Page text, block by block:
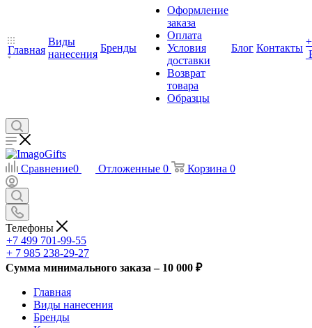
Главная
Виды
нанесения
Бренды
Оформление
заказа
Оплата
Условия
доставки
Возврат
товара
Образцы
Блог Контакты
+
Сравнение0 Отложенные 0 Корзина 0
Телефоны
+7 499 701-99-55
+ 7 985 238-29-27
Сумма минимального заказа – 10 000 ₽
Главная
Виды нанесения
Бренды